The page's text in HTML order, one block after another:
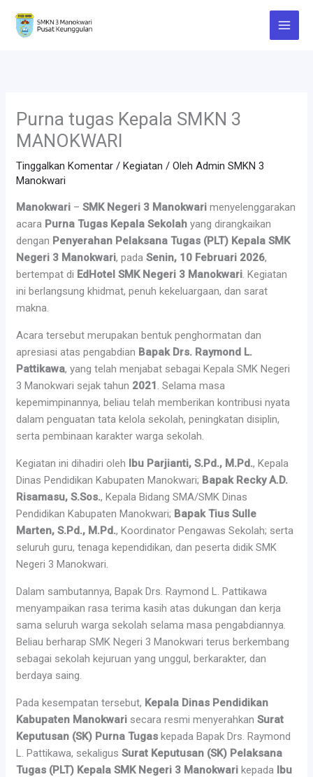
konten
Purna tugas Kepala SMKN 3
MANOKWARI
Tinggalkan Komentar /Kegiatan / OlehAdmin SMKN 3
Manokwari
Manokwari –SMK Negeri 3 Manokwari menyelenggarakan
acara Purna Tugas Kepala Sekolah yang dirangkaikan
dengan Penyerahan Pelaksana Tugas (PLT) Kepala SMK
Negeri 3 Manokwari, padaSenin, 10 Februari 2026,
bertempat di EdHotel SMK Negeri 3 Manokwari . Kegiatan
ini berlangsung khidmat, penuh kekeluargaan, dan sarat
makna.
Acara tersebut merupakan bentuk penghormatan dan
apresiasi atas pengabdian Bapak Drs. Raymond L.
Pattikawa, yang telah menjabat sebagai Kepala SMK Negeri
3 Manokwari sejak tahun 2021 . Selama masa
kepemimpinannya, beliau telah memberikan kontribusi nyata
dalam penguatan tata kelola sekolah, peningkatan disiplin,
serta pembinaan karakter warga sekolah.
Kegiatan ini dihadiri oleh Ibu Parjianti, S.Pd., M.Pd., Kepala
Dinas Pendidikan Kabupaten Manokwari; Bapak Recky A.D.
Risamasu, S.Sos., Kepala Bidang SMA/SMK Dinas
Pendidikan Kabupaten Manokwari; Bapak Tius Sulle
Marten, S.Pd., M.Pd., Koordinator Pengawas Sekolah; serta
seluruh guru, tenaga kependidikan, dan peserta didik SMK
Negeri 3 Manokwari.
Dalam sambutannya, Bapak Drs. Raymond L. Pattikawa
menyampaikan rasa terima kasih atas dukungan dan kerja
sama seluruh warga sekolah selama masa pengabdiannya.
Beliau berharap SMK Negeri 3 Manokwari terus berkembang
sebagai sekolah kejuruan yang unggul, berkarakter, dan
berdaya saing.
Pada kesempatan tersebut, Kepala Dinas Pendidikan
Kabupaten Manokwari secara resmi menyerahkanSurat
Keputusan (SK) Purna Tugas kepada Bapak Drs. Raymond
L. Pattikawa, sekaligusSurat Keputusan (SK) Pelaksana
Tugas (PLT) Kepala SMK Negeri 3 Manokwari kepada Ibu